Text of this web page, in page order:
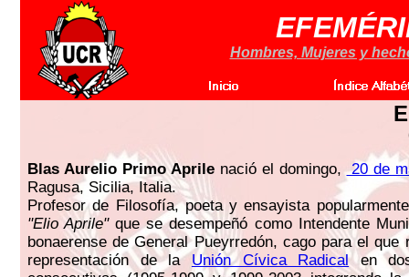
Hombres, Mujeres y
Blas Aurelio Primo Aprilenació el domingo,20 de
Ragusa, Sicilia, Italia.
Profesor de Filosofía, poeta y ensayista
"Elio Aprile"que se desempeñó como Intendente
bonaerense de General Pueyrredón, cago para el que
representación de la Unión Cívica Radicalen dos